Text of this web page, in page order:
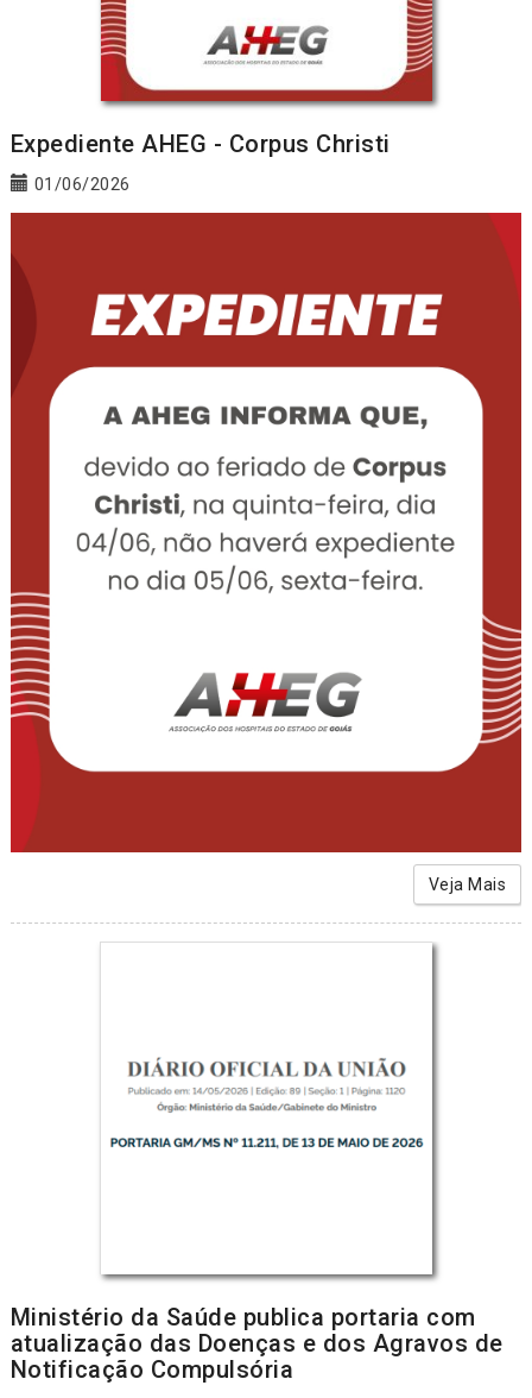
Expediente AHEG - Corpus Christi
01/06/2026
Veja Mais
Ministério da Saúde publica portaria com
atualização das Doenças e dos Agravos de
Notificação Compulsória